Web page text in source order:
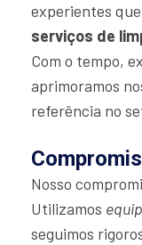
experientes
serviços de
Com o tempo,
aprimoramos
referência no
Nosso
Utilizamos
seguimos